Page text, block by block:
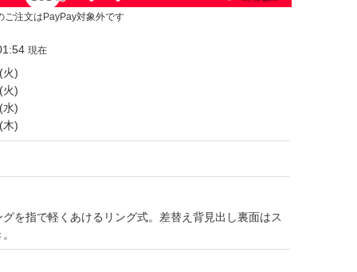
注文はPayPay対象外です
現在
(火)
(火)
(水)
(木)
を指で軽くあけるリング式。差替え背見出し裏面はス